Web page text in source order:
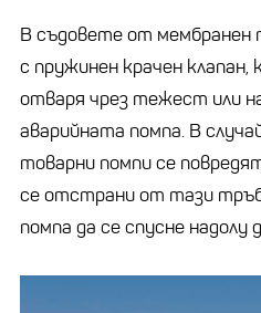
В съдовете от мембранен
с пружинен крачен
отваря чрез тежест или
аварийната помпа. В
товарни помпи се
се отстрани от тази
помпа да се спусне